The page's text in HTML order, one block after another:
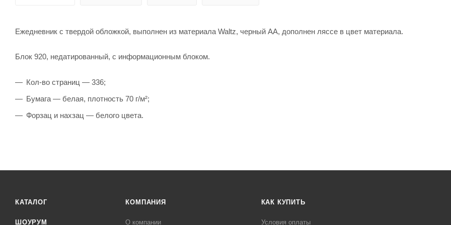
Ежедневник с твердой обложкой, выполнен из материала Waltz, черный АА, дополнен ляссе в цвет материала.
Блок 920, недатированный, с информационным блоком.
Кол-во страниц — 336;
Бумага — белая, плотность 70 г/м²;
Форзац и нахзац — белого цвета.
КАТАЛОГ
ШОУРУМ
КОМПАНИЯ
О компании
КАК КУПИТЬ
Условия оплаты